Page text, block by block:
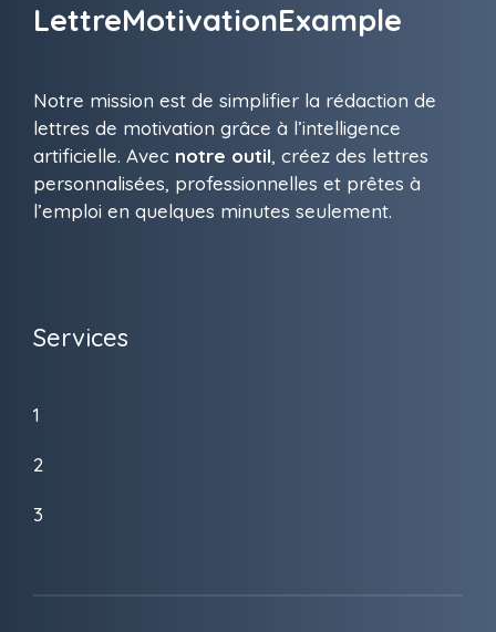
LettreMotivationExample
Notre mission est de simplifier la rédaction de
lettres de motivation grâce à l’intelligence
artificielle. Avec notre outil, créez des lettres
personnalisées, professionnelles et prêtes à
l’emploi en quelques minutes seulement.
Services
1
2
3